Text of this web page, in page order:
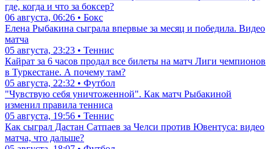
где, когда и что за боксер?
06 августа, 06:26 • Бокс
Елена Рыбакина сыграла впервые за месяц и победила. Видео
матча
05 августа, 23:23 • Теннис
Кайрат за 6 часов продал все билеты на матч Лиги чемпионов
в Туркестане. А почему там?
05 августа, 22:32 • Футбол
"Чувствую себя уничтоженной". Как матч Рыбакиной
изменил правила тенниса
05 августа, 19:56 • Теннис
Как сыграл Дастан Сатпаев за Челси против Ювентуса: видео
матча, что дальше?